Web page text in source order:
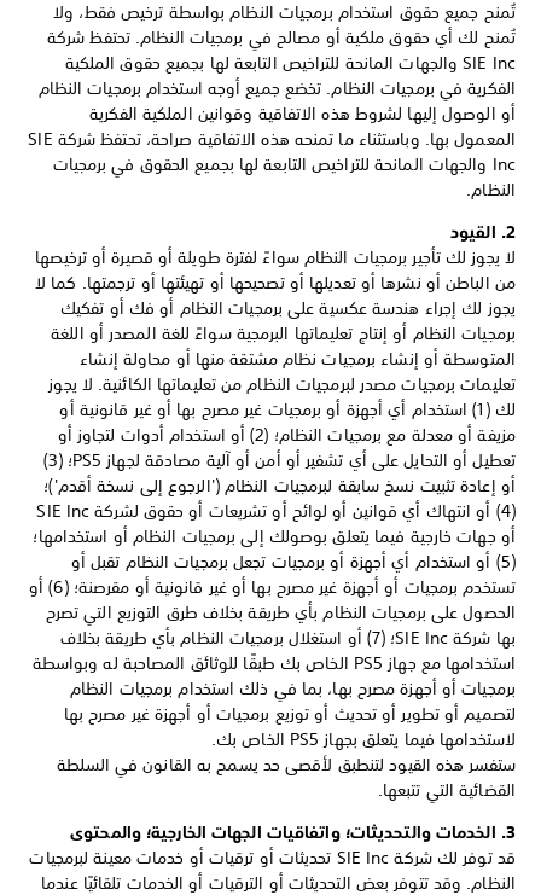
تُمنح جميع حقوق استخدام برمجيات النظام بواسطة ترخيص فقط، ولا
تُمنح لك أي حقوق ملكية أو مصالح في برمجيات النظام. تحتفظ شركة
SIE Inc والجهات المانحة للتراخيص التابعة لها بجميع حقوق الملكية
الفكرية في برمجيات النظام. تخضع جميع أوجه استخدام برمجيات النظام
أو الوصول إليها لشروط هذه الاتفاقية وقوانين الملكية الفكرية
المعمول بها. وباستثناء ما تمنحه هذه الاتفاقية صراحة، تحتفظ شركة SIE
Inc والجهات المانحة للتراخيص التابعة لها بجميع الحقوق في برمجيات
النظام.
2. القيود
لا يجوز لك تأجير برمجيات النظام سواءً لفترة طويلة أو قصيرة أو ترخيصها
من الباطن أو نشرها أو تعديلها أو تصحيحها أو تهيئتها أو ترجمتها. كما لا
يجوز لك إجراء هندسة عكسية على برمجيات النظام أو فك أو تفكيك
برمجيات النظام أو إنتاج تعليماتها البرمجية سواءً للغة المصدر أو اللغة
المتوسطة أو إنشاء برمجيات نظام مشتقة منها أو محاولة إنشاء
تعليمات برمجيات مصدر لبرمجيات النظام من تعليماتها الكائنية. لا يجوز
لك (1) استخدام أي أجهزة أو برمجيات غير مصرح بها أو غير قانونية أو
مزيفة أو معدلة مع برمجيات النظام؛ (2) أو استخدام أدوات لتجاوز أو
تعطيل أو التحايل على أي تشفير أو أمن أو آلية مصادقة لجهاز PS5؛ (3)
أو إعادة تثبيت نسخ سابقة لبرمجيات النظام ('الرجوع إلى نسخة أقدم')؛
(4) أو انتهاك أي قوانين أو لوائح أو تشريعات أو حقوق لشركة SIE Inc
أو جهات خارجية فيما يتعلق بوصولك إلى برمجيات النظام أو استخدامها؛
(5) أو استخدام أي أجهزة أو برمجيات تجعل برمجيات النظام تقبل أو
تستخدم برمجيات أو أجهزة غير مصرح بها أو غير قانونية أو مقرصنة؛ (6) أو
الحصول على برمجيات النظام بأي طريقة بخلاف طرق التوزيع التي تصرح
بها شركة SIE Inc؛ (7) أو استغلال برمجيات النظام بأي طريقة بخلاف
استخدامها مع جهاز PS5 الخاص بك طبقًا للوثائق المصاحبة له وبواسطة
برمجيات أو أجهزة مصرح بها، بما في ذلك استخدام برمجيات النظام
لتصميم أو تطوير أو تحديث أو توزيع برمجيات أو أجهزة غير مصرح بها
لاستخدامها فيما يتعلق بجهاز PS5 الخاص بك.
ستفسر هذه القيود لتنطبق لأقصى حد يسمح به القانون في السلطة
القضائية التي تتبعها.
3. الخدمات والتحديثات؛ واتفاقيات الجهات الخارجية؛ والمحتوى
قد توفر لك شركة SIE Inc تحديثات أو ترقيات أو خدمات معينة لبرمجيات
النظام. وقد تتوفر بعض التحديثات أو الترقيات أو الخدمات تلقائيًا عندما